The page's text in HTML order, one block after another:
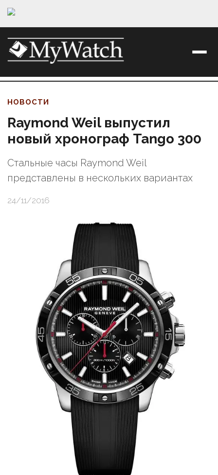
НОВОСТИ
Raymond Weil выпустил
новый хронограф Tango 300
Стальные часы Raymond Weil
представлены в нескольких вариантах
24/11/2016